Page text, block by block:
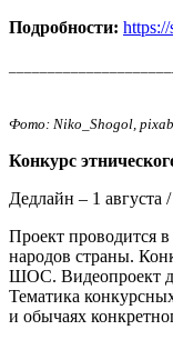
Подробности:
Фото: Niko_Shogol,
Конкурс
Дедлайн – 1 августа
Проект проводится
народов страны.
ШОС. Видеопроект
Тематика
и обычаях